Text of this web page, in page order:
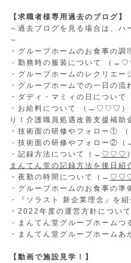
【求職者様専用過去のブログ】
～過去ブログを見る場合は、ハ
～
・グループホームのお食事の
・勤務時の服装について （→
・グループホームのレクリエ
・グループホームでの一日の
・ダディ・マミィの日について
・お給料について （→ ♡♡♡
り！介護職員処遇改善支援補
・技術面の研修やフォロー①
・技術面の研修やフォロー②（
・記録方法について（→ ♡♡♡ ）
まんてん堂の記録方法を後日紹
・夜勤の時間について（→
・グループホームのお食事の準
・『ソラスト 新企業理念』を
・2022年度の運営方針につい
・まんてん堂グループホーム
・まんてん堂グループホーム
【動画で施設見学！】